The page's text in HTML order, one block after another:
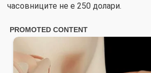
часовниците не е 250 долари.